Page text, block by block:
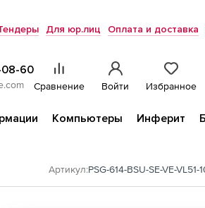
Для юр.лиц Оплата и доставка
60
Сравнение Войти Избранное
Компьютеры Инферит
Артикул:PSG-614-BSU-SE-VE-VL51-